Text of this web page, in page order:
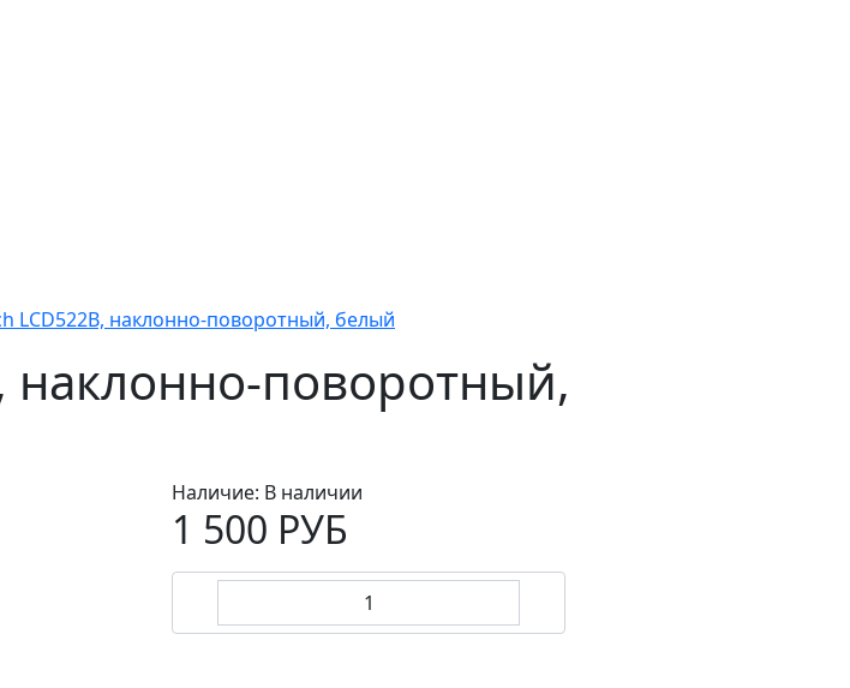
LCD522B, наклонно-поворотный, белый
наклонно-поворотный,
Наличие: В наличии
1 500 РУБ